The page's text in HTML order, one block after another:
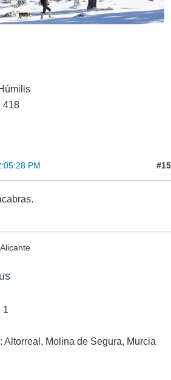
418
PM #15
1
Altorreal, Molina de Segura, Murcia